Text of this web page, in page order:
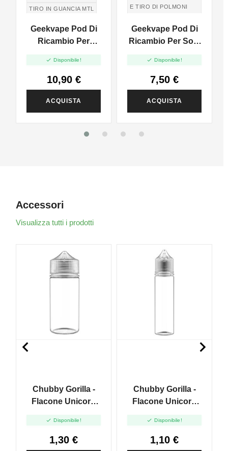
TIRO IN GUANCIA MTL
Geekvape Pod Di
Ricambio Per
4pz
 Disponibile!
10,90 €
ACQUISTA
E TIRO DI POLMONI
Geekvape Pod Di
Ricambio Per Soul
 Disponibile!
7,50 €
ACQUISTA
Accessori
Visualizza tutti i prodotti
Chubby Gorilla -
Flacone Unicorn
 Disponibile!
1,30 €
Chubby Gorilla -
Flacone Unicorn
 Disponibile!
1,10 €
 